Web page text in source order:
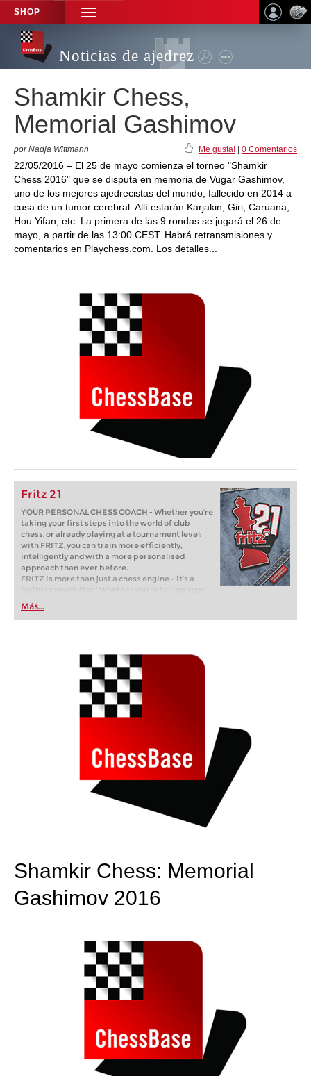
SHOP
TOGGLE
NAVIGATION
Noticias de ajedrez
Shamkir Chess,
Memorial Gashimov
por Nadja Wittmann Me gusta! 0 Comentarios
22/05/2016 – El 25 de mayo comienza el torneo "Shamkir
Chess 2016" que se disputa en memoria de Vugar Gashimov,
uno de los mejores ajedrecistas del mundo, fallecido en 2014 a
cusa de un tumor cerebral. Allí estarán Karjakin, Giri, Caruana,
Hou Yifan, etc. La primera de las 9 rondas se jugará el 26 de
mayo, a partir de las 13:00 CEST. Habrá retransmisiones y
comentarios en Playchess.com. Los detalles...
Fritz 21
YOUR PERSONAL CHESS COACH - Whether you’re
taking your first steps into the world of club
chess, or already playing at a tournament level:
with FRITZ, you can train more efficiently,
intelligently and with a more personalised
approach than ever before.
FRITZ is more than just a chess engine – it’s a
training revolution! Whether you’re taking your
first steps into the world of club chess, or already
playing at a tournament level: with FRITZ, you can
train more efficiently, intelligently and with a
Más...
Shamkir Chess: Memorial
Gashimov 2016